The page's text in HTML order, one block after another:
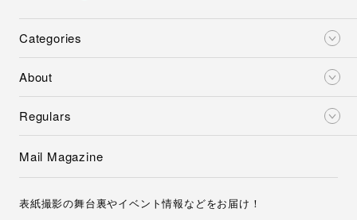
Categories
About
Regulars
Mail Magazine
表紙撮影の舞台裏やイベント情報などをお届け！